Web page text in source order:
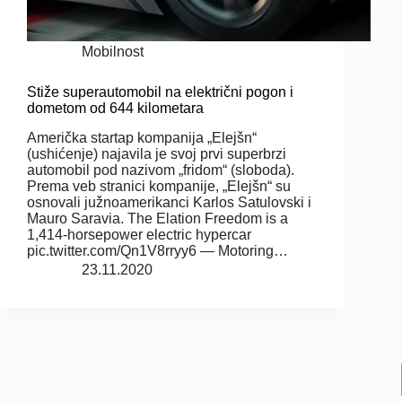
Mobilnost
Stiže superautomobil na električni pogon i
dometom od 644 kilometara
Američka startap kompanija „Elejšn“
(ushićenje) najavila je svoj prvi superbrzi
automobil pod nazivom „fridom“ (sloboda).
Prema veb stranici kompanije, „Elejšn“ su
osnovali južnoamerikanci Karlos Satulovski i
Mauro Saravia. The Elation Freedom is a
1,414-horsepower electric hypercar
pic.twitter.com/Qn1V8rryy6 — Motoring…
23.11.2020